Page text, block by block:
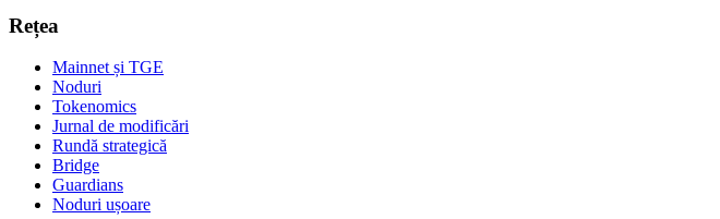
Rețea
Mainnet și TGE
Noduri
Tokenomics
Jurnal de modificări
Rundă strategică
Bridge
Guardians
Noduri ușoare